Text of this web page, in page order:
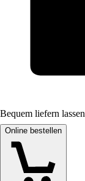
Bequem liefern lassen
Online bestellen